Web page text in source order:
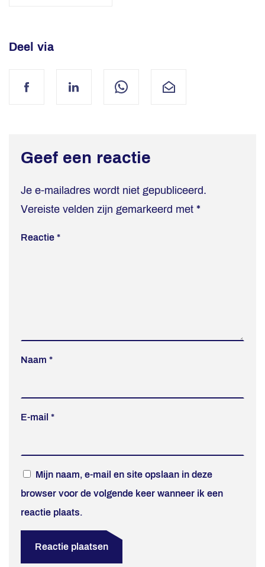
Deel via
FacebookLinkedIn WhatsAppMail
Geef een reactie
Je e-mailadres wordt niet gepubliceerd.
Vereiste velden zijn gemarkeerd met *
Reactie *
Naam *
E-mail *
Mijn naam, e-mail en site opslaan in deze
browser voor de volgende keer wanneer ik een
reactie plaats.